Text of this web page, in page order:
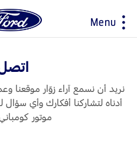
Menu
اختيارابحاث
سيارتي
حول فورد
نريد أن نسمع آراء زوّار موقعنا
أدناه لتشاركنا أفكارك وأي
موتور